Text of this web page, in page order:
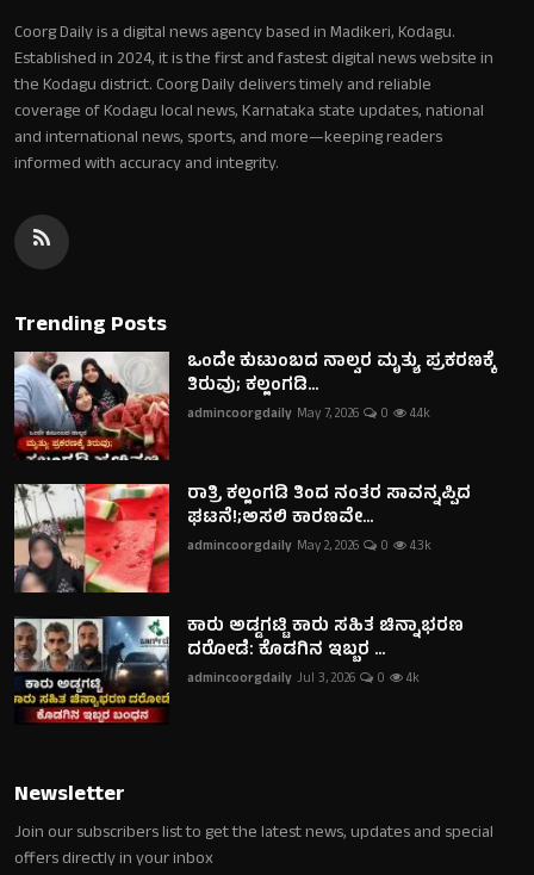
Coorg Daily is a digital news agency based in Madikeri, Kodagu.
Established in 2024, it is the first and fastest digital news website in
the Kodagu district. Coorg Daily delivers timely and reliable
coverage of Kodagu local news, Karnataka state updates, national
and international news, sports, and more—keeping readers
informed with accuracy and integrity.
Trending Posts
ಒಂದೇ ಕುಟುಂಬದ ನಾಲ್ವರ ಮೃತ್ಯು ಪ್ರಕರಣಕ್ಕೆ
ತಿರುವು; ಕಲ್ಲಂಗಡಿ...
admincoorgdaily May 7, 2026 0 4.4k
ರಾತ್ರಿ ಕಲ್ಲಂಗಡಿ ತಿಂದ ನಂತರ ಸಾವನ್ನಪ್ಪಿದ
ಘಟನೆ!;ಅಸಲಿ ಕಾರಣವೇ...
admincoorgdaily May 2, 2026 0 4.3k
ಕಾರು ಅಡ್ಡಗಟ್ಟಿ ಕಾರು ಸಹಿತ ಚಿನ್ನಾಭರಣ
ದರೋಡೆ: ಕೊಡಗಿನ ಇಬ್ಬರ ...
admincoorgdaily Jul 3, 2026 0 4k
Newsletter
Join our subscribers list to get the latest news, updates and special
offers directly in your inbox